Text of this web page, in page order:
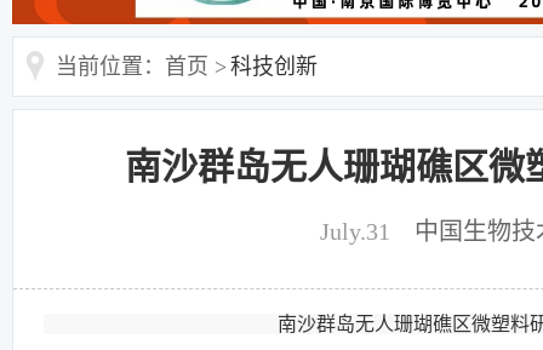
当前位置：首页 >科技创新
南沙群岛无人珊瑚礁区微
July.31 中国生物技
南沙群岛无人珊瑚礁区微塑料